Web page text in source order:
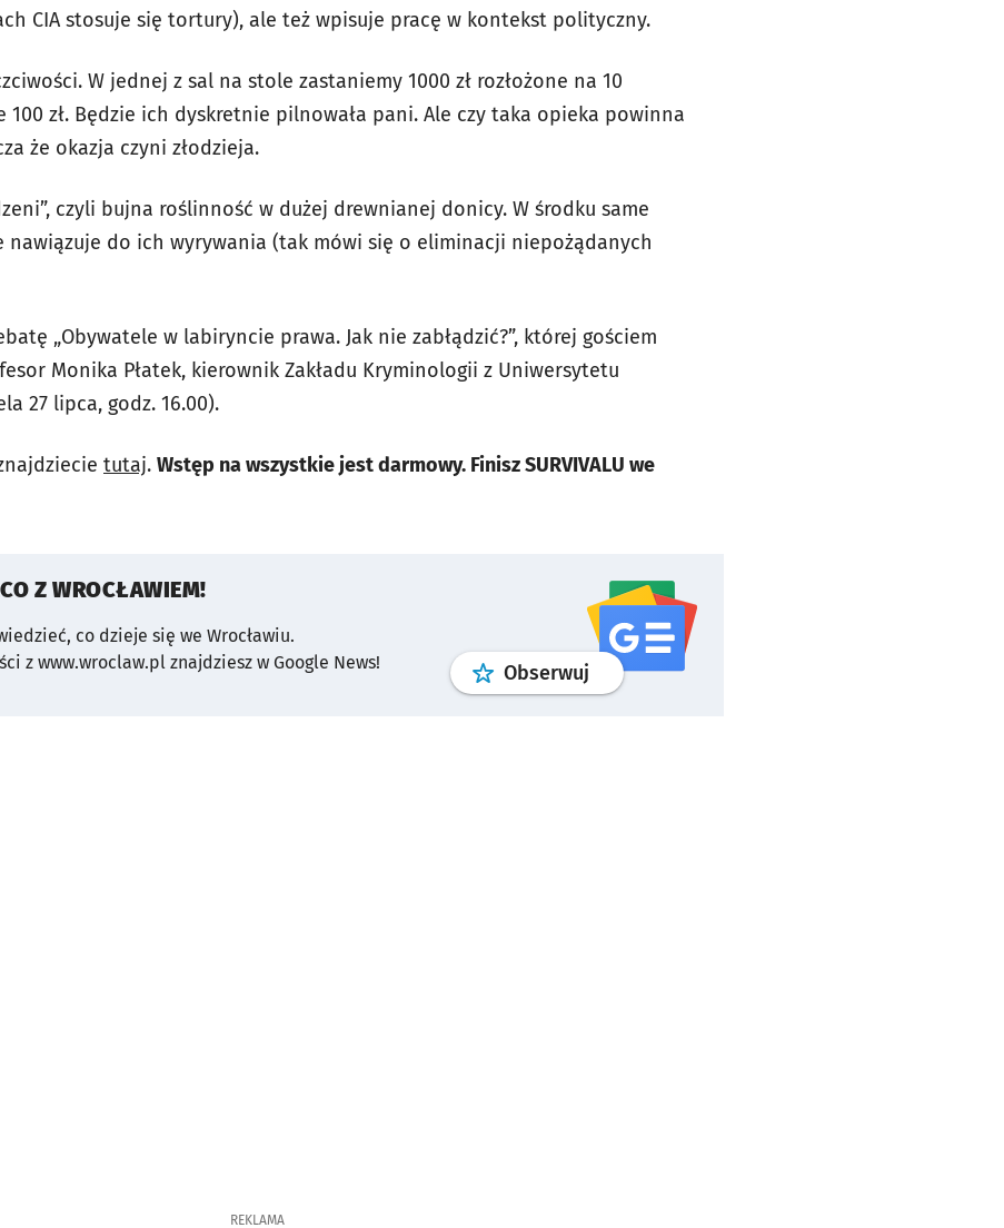
CIA stosuje się tortury), ale też wpisuje pracę w kontekst polityczny.
W jednej z sal na stole zastaniemy 1000 zł rozłożone na 10
zł. Będzie ich dyskretnie pilnowała pani. Ale czy taka opieka powinna
że okazja czyni złodzieja.
czyli bujna roślinność w dużej drewnianej donicy. W środku same
nawiązuje do ich wyrywania (tak mówi się o eliminacji niepożądanych
„Obywatele w labiryncie prawa. Jak nie zabłądzić?”, której gościem
Monika Płatek, kierownik Zakładu Kryminologii z Uniwersytetu
27 lipca, godz. 16.00).
tutaj. Wstęp na wszystkie jest darmowy. Finisz SURVIVALU we
Z WROCŁAWIEM!
co dzieje się we Wrocławiu.
z www.wroclaw.pl znajdziesz w Google News!
Obserwuj profilgoogle news
REKLAMA